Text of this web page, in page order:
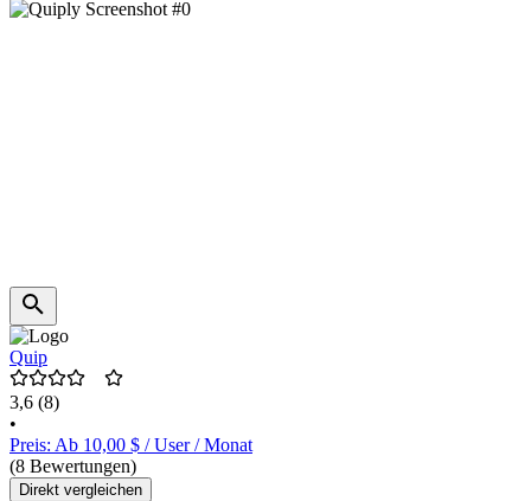
Quip
3,6 (8)
•
Preis: Ab 10,00 $ / User / Monat
(8 Bewertungen)
Direkt vergleichen